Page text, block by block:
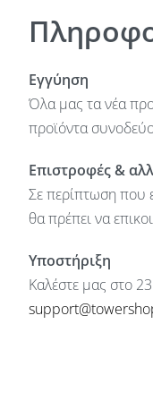
Εγγύηση
Όλα μας τα νέα
προϊόντα
Επιστροφές &
Σε περίπτωση που
θα πρέπει να
Υποστήριξη
Καλέστε μας στο